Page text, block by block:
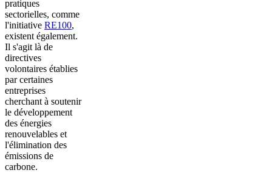
pratiques
sectorielles, comme
l'initiative RE100,
existent également.
Il s'agit là de
directives
volontaires établies
par certaines
entreprises
cherchant à soutenir
le développement
des énergies
renouvelables et
l'élimination des
émissions de
carbone.